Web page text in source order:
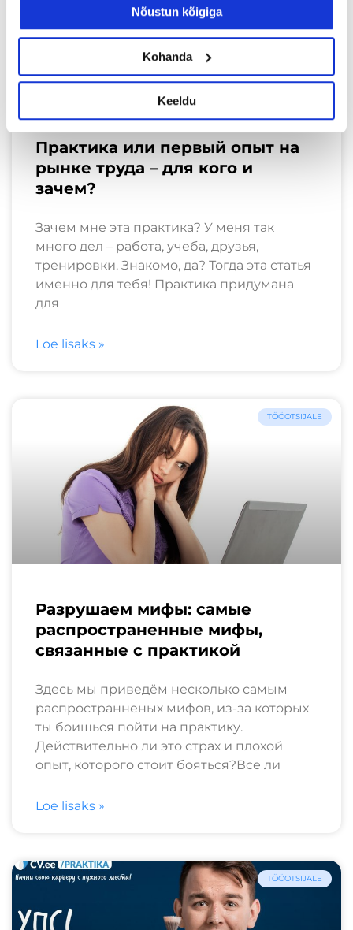
Nõustun kõigiga
Kohanda
Keeldu
Практика или первый опыт на
рынке труда – для кого и
зачем?
Зачем мне эта практика? У меня так
много дел – работа, учеба, друзья,
тренировки. Знакомо, да? Тогда эта статья
именно для тебя! Практика придумана
для
Loe lisaks »
TÖÖOTSIJALE
Разрушаем мифы: самые
распространенные мифы,
связанные с практикой
Здесь мы приведём несколько самым
распространненых мифов, из-за которых
ты боишься пойти на практику.
Действительно ли это страх и плохой
опыт, которого стоит бояться?Все ли
Loe lisaks »
TÖÖOTSIJALE